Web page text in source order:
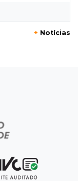
que
e
Antônio
+ Notícias